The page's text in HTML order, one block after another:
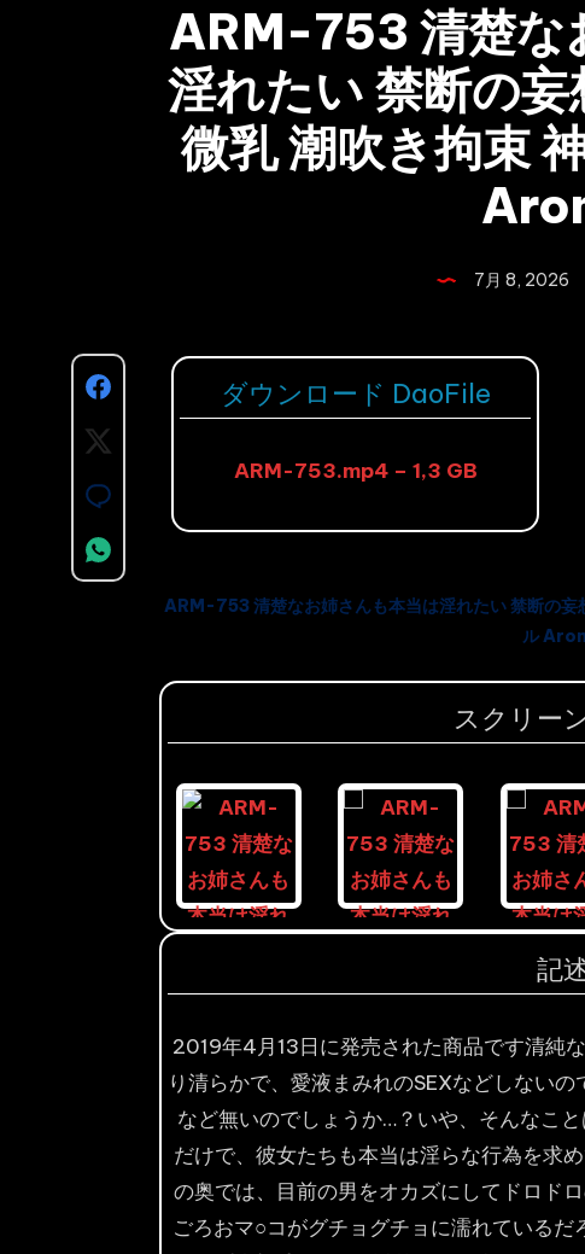
ARM-753 清楚な
淫れたい 禁断の
微乳 潮吹き拘束
7月 8, 2026
Twitter
Email
ダウンロード DaoFile
ARM-753.mp4 – 1,3 GB
ARM-753 清楚なお姉さんも本当は淫れたい 禁断の妄
ル
スクリー
記
2019年4月13日に発売された商品です清純
り清らかで、愛液まみれのSEXなどしない
など無いのでしょうか…？いや、そんなこ
だけで、彼女たちも本当は淫らな行為を求
の奥では、目前の男をオカズにしてドロド
ごろおマ○コがグチョグチョに濡れている